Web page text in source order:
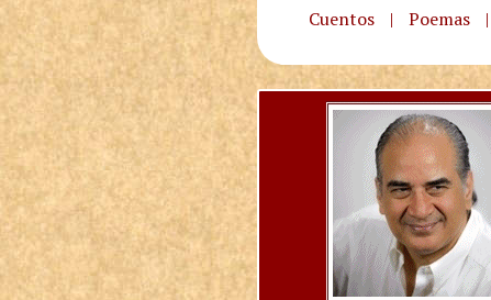
Cuentos | Poemas |